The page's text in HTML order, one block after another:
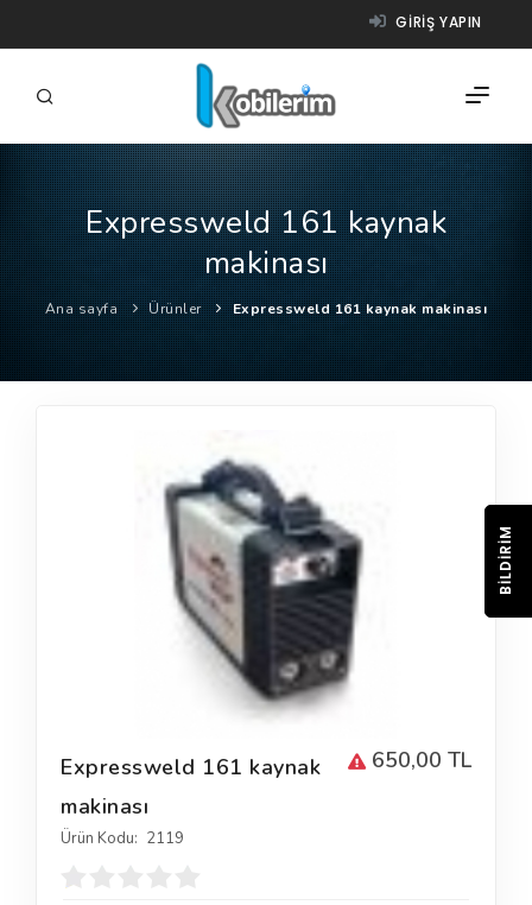
GIRIŞ YAPIN
FIRMALAR
ÜRÜNLER
NASIL ÇALIŞIR?
YARDIM
Expressweld 161 kaynak
makinası
Ana sayfa Ürünler Expressweld 161 kaynak makinası
650,00 TL
Expressweld 161 kaynak
makinası
Ürün Kodu: 2119
BILDIRIM